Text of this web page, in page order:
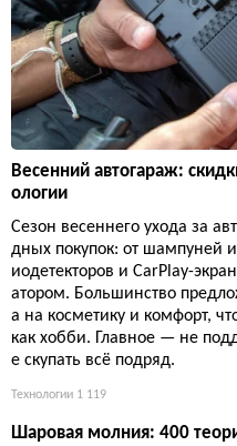
Весенний автогараж:
ологии
Сезон весеннего ухода за
дных покупок: от шампуней
иодетекторов и CarPlay-
атором. Большинство
а на косметику и комфорт,
как хобби. Главное — не
е скупать всё подряд.
Технологии 1 119
Шаровая молния: 400